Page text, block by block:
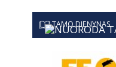
TAMO DIENYNAS